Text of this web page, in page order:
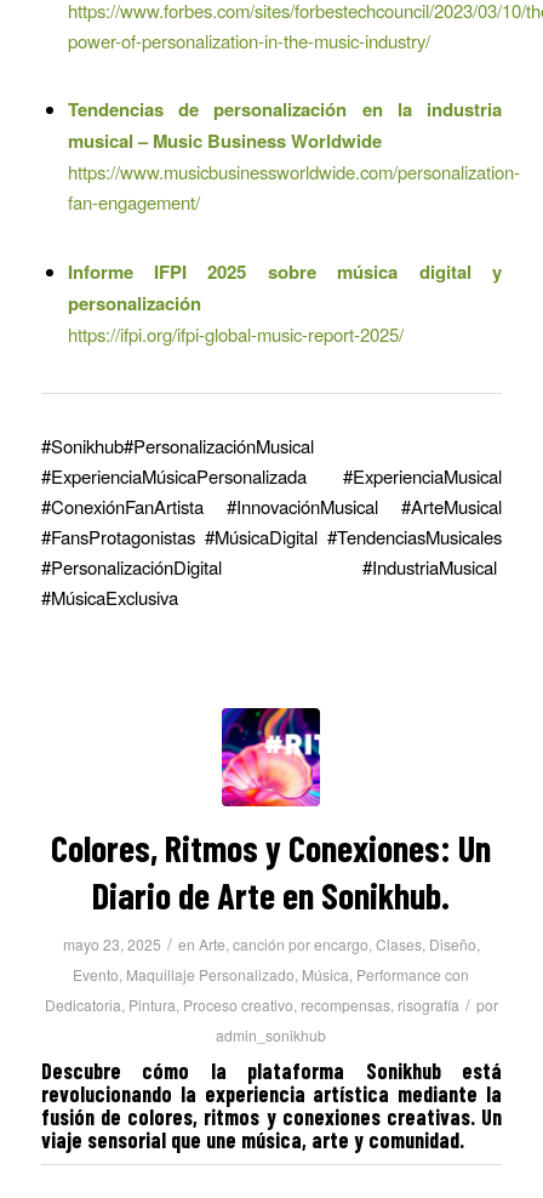
https://www.forbes.com/sites/forbestechcouncil/2023/03/10/
power-of-personalization-in-the-music-industry/
Tendencias de personalización en la industria
musical – Music Business Worldwide
https://www.musicbusinessworldwide.com/personalization-
fan-engagement/
Informe IFPI 2025 sobre música digital y
personalización
https://ifpi.org/ifpi-global-music-report-2025/
#Sonikhub#PersonalizaciónMusical
#ExperienciaMúsicaPersonalizada #ExperienciaMusical
#ConexiónFanArtista #InnovaciónMusical #ArteMusical
#FansProtagonistas #MúsicaDigital #TendenciasMusicales
#PersonalizaciónDigital #IndustriaMusical
#MúsicaExclusiva
Colores, Ritmos y Conexiones: Un
Diario de Arte en Sonikhub.
mayo 23, 2025 / en Arte, canción por encargo, Clases, Diseño,
Evento, Maquillaje Personalizado, Música, Performance con
Dedicatoria, Pintura, Proceso creativo, recompensas, risografía / por
admin_sonikhub
Descubre cómo la plataforma Sonikhub está
revolucionando la experiencia artística mediante la
fusión de colores, ritmos y conexiones creativas. Un
viaje sensorial que une música, arte y comunidad.